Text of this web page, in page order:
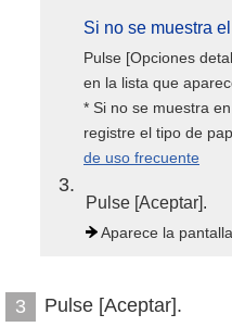
Si no se muestra
Pulse [Opciones
en la lista que
* Si no se muestra
registre el tipo de
de uso frecuente
3
Pulse [Aceptar].
Aparece la
3 Pulse [Aceptar].